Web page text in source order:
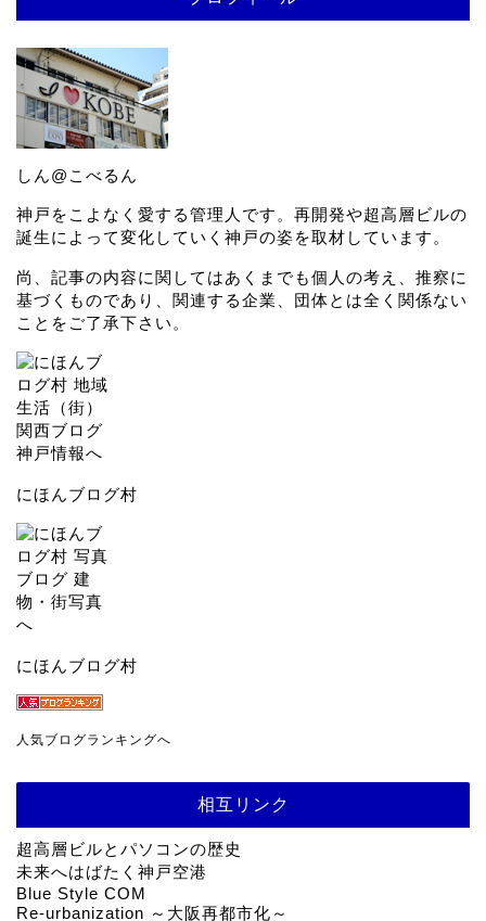
しん@こべるん
神戸をこよなく愛する管理人です。再開発や超高層ビルの
誕生によって変化していく神戸の姿を取材しています。
尚、記事の内容に関してはあくまでも個人の考え、推察に
基づくものであり、関連する企業、団体とは全く関係ない
ことをご了承下さい。
にほんブログ村
にほんブログ村
人気ブログランキングへ
相互リンク
超高層ビルとパソコンの歴史
未来へはばたく神戸空港
Blue Style COM
Re-urbanization ～大阪再都市化～